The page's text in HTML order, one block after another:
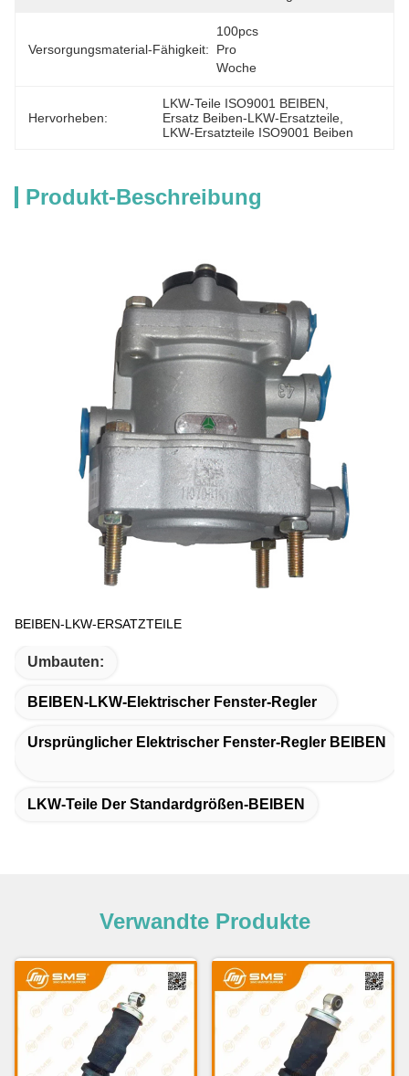
Versorgungsmaterial-Fähigkeit:
100pcs
Pro
Woche
Hervorheben:
LKW-Teile ISO9001 BEIBEN
Ersatz Beiben-LKW-Ersatzteile
LKW-Ersatzteile ISO9001 Beiben
Produkt-Beschreibung
BEIBEN-LKW-ERSATZTEILE
Umbauten:
BEIBEN-LKW-Elektrischer Fenster-Regler
Ursprünglicher Elektrischer Fenster-Regler BEIBEN
LKW-Teile Der Standardgrößen-BEIBEN
Verwandte Produkte